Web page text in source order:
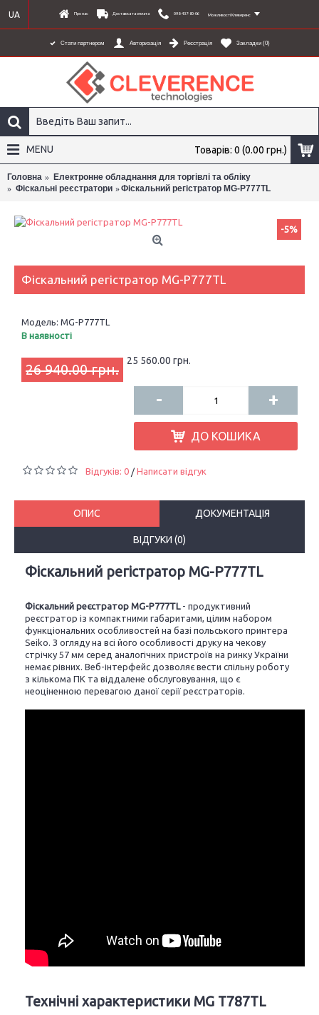
Про нас Доставка та оплата 098-437-80-06 Можливості Клеверенс
UA
Стати партнером Авторизація Реєстрація Закладки (0)
Товарів: 0 (0.00 грн.)
MENU
Головна
Електронне обладнання для торгівлі та обліку
Фіскальні реєстратори
Фіскальний регістратор MG-P777TL
-5%
Фіскальний регістратор MG-P777TL
Модель: MG-P777TL
В наявності
26 940.00 грн.
25 560.00 грн.
- +
ДО КОШИКА
Відгуків: 0 / Написати відгук
ОПИС ДОКУМЕНТАЦІЯ
ВІДГУКИ (0)
Фіскальний регістратор MG-P777TL
Фіскальний реєстратор MG-P777TL- продуктивний
реєстратор із компактними габаритами, цілим набором
функціональних особливостей на базі польського принтера
Seiko. З огляду на всі його особливості друку на чекову
стрічку 57 мм серед аналогічних пристроїв на ринку України
немає рівних. Веб-інтерфейс дозволяє вести спільну роботу
з кількома ПК та віддалене обслуговування, що є
неоціненною перевагою даної серії реєстраторів.
Технічні характеристики MG T787TL